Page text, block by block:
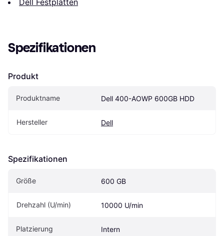
Spezifikationen
Produkt
Produktname Dell 400-AOWP 600GB HDD
Hersteller Dell
Spezifikationen
Größe 600 GB
Drehzahl (U/min) 10000 U/min
Platzierung Intern